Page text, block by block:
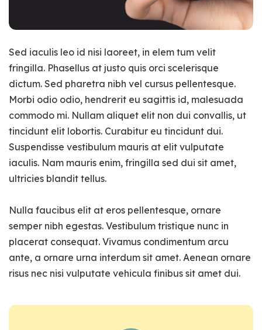
Sed iaculis leo id nisi laoreet, in elem tum velit
fringilla. Phasellus at justo quis orci scelerisque
dictum. Sed pharetra nibh vel cursus pellentesque.
Morbi odio odio, hendrerit eu sagittis id, malesuada
commodo mi. Nullam aliquet elit non dui convallis, ut
tincidunt elit lobortis. Curabitur eu tincidunt dui.
Suspendisse vestibulum mauris at elit vulputate
iaculis. Nam mauris enim, fringilla sed dui sit amet,
ultricies blandit tellus.
Nulla faucibus elit at eros pellentesque, ornare
semper nibh egestas. Vestibulum tristique nunc in
placerat consequat. Vivamus condimentum arcu
ante, a ornare urna interdum sit amet. Aenean ornare
risus nec nisi vulputate vehicula finibus sit amet dui.